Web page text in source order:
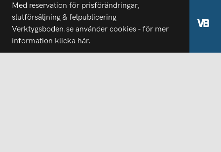
Med reservation för prisförändringar,
slutförsäljning & felpublicering
Verktygsboden.se använder cookies - för mer
information klicka här.